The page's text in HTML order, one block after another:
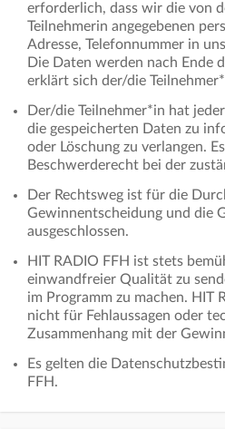
erforderlich, dass wir die von
Teilnehmerin angegebenen
Adresse, Telefonnummer in
Die Daten werden nach Ende
erklärt sich der/die
Der/die Teilnehmer*in hat
die gespeicherten Daten zu
oder Löschung zu verlangen.
Beschwerderecht bei der
Der Rechtsweg ist für die
Gewinnentscheidung und die
ausgeschlossen.
HIT RADIO FFH ist stets
einwandfreier Qualität zu
im Programm zu machen. HIT
nicht für Fehlaussagen oder
Zusammenhang mit der
Es gelten die
FFH.